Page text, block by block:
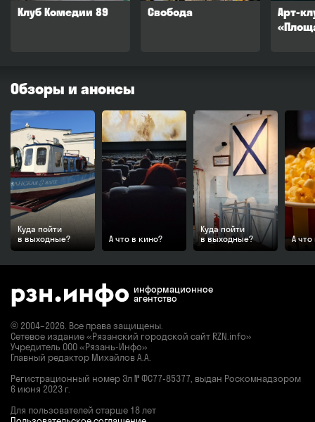
Клуб Комедии 89 Свобода
Арт-
Обзоры и анонсы
Куда пойти
в выходные?
А что в кино?
Куда пойти
в выходные?
А что
информационное
агентство
© 2004–2026. Все права защищены.
Сетевое издание «Рязанский городской сайт RZN.info»
Учредитель ООО «Рязань-Инфо»
Главный редактор Михайлов А.А.
Регистрационный номер Эл № ФС77-85377, выдан Роскомнадзором
6 июня 2023 г.
Для пользователей старше 18 лет